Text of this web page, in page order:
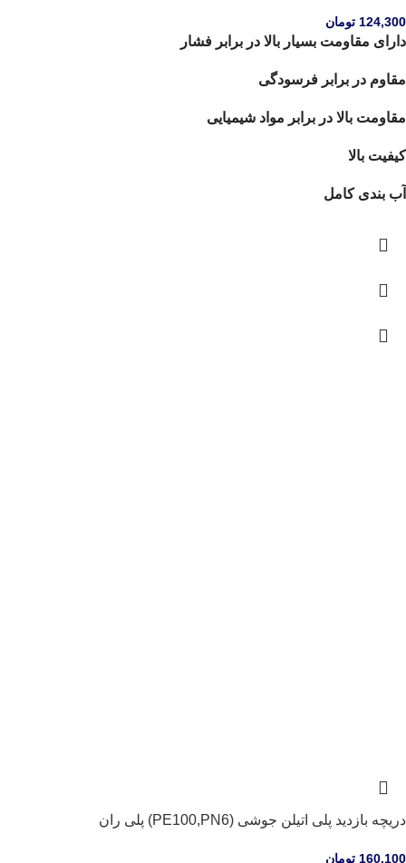
124,300 تومان
دارای مقاومت بسیار بالا در برابر فشار
مقاوم در برابر فرسودگی
مقاومت بالا در برابر مواد شیمیایی
کیفیت بالا
آب بندی کامل
دریچه بازدید پلی اتیلن جوشی (PE100,PN6) پلی ران
160,100 تومان